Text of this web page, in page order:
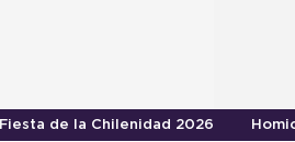
Fiesta de la Chilenidad 2026